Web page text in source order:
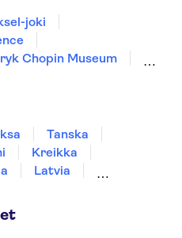
joki
Chopin Museum
Town
Basilica Krakow
Factory
Tanska
Kreikka
Latvia